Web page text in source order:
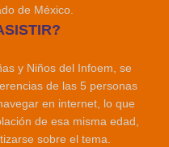
de México.
y Niños del Infoem, se
de las 5 personas
en internet, lo que
de esa misma edad,
sobre el tema.